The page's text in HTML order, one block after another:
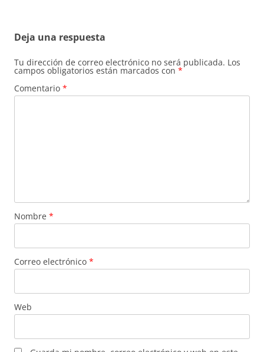
Deja una respuesta
Tu dirección de correo electrónico no será publicada. Los
campos obligatorios están marcados con *
Comentario *
Nombre *
Correo electrónico *
Web